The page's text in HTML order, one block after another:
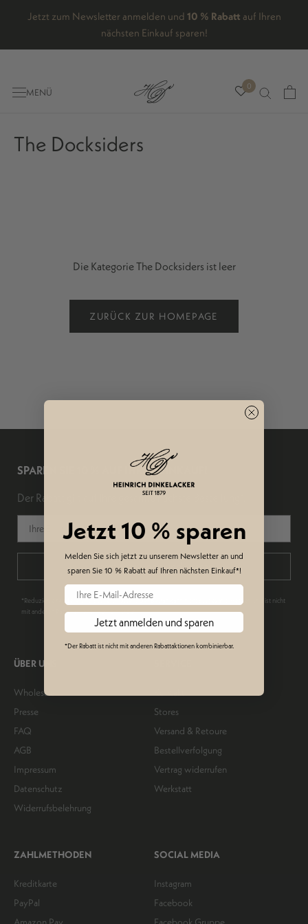
Jetzt zum Newsletter anmelden und 10 % Rabatt auf Ihren
nächsten Einkauf sparen!
MENÜ
0
The Docksiders
Die Kategorie The Docksiders ist leer
ZURÜCK ZUR HOMEPAGE
ÜBER UNS
Wholesale
Presse
FAQ
AGB
Impressum
Datenschutz
Widerrufsbelehrung
Stores
Versand & Retoure
Bestellverfolgung
Vertrag widerrufen
Werkstatt
ZAHLMETHODEN
Kreditkarte
PayPal
SOCIAL MEDIA
Instagram
Facebook
SPAREN SIE 10 % AUF IHREN EINKAUF!
Der Rabatt gilt auf Ihre gesamte nächste Bestellung*.
Jetzt anmelden und sparen
*Reduzierte Modelle sind ausgeschlossen. Der Betrag kann nicht ausgezahlt werden und ist nicht
mit anderen Rabattaktionen kombinierbar.
Jetzt 10 % sparen
Melden Sie sich jetzt zu unserem Newsletter an und
sparen Sie 10 % Rabatt auf Ihren nächsten Einkauf*!
Jetzt anmelden und sparen
*Der Rabatt ist nicht mit anderen Rabattaktionen kombinierbar.